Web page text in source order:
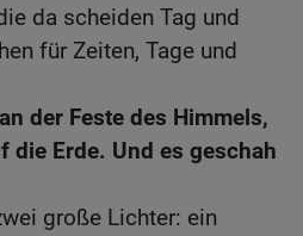
da scheiden Tag und
für Zeiten, Tage und
der Feste des Himmels,
die Erde. Und es geschah
große Lichter: ein